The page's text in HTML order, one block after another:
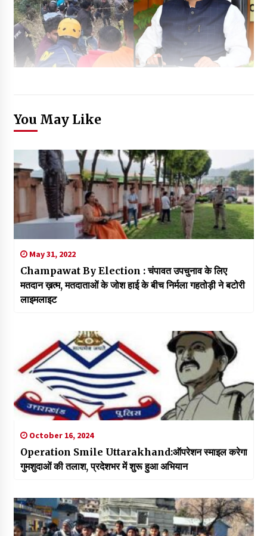
You May Like
May 31, 2022
Champawat By Election : चंपावत उपचुनाव के लिए
मतदान ख़त्म, मतदाताओं के जोश हाई के बीच निर्मला गहतोड़ी ने बटोरी
लाइमलाइट
October 16, 2024
Operation Smile Uttarakhand:ऑपरेशन स्माइल करेगा
गुमशुदाओं की तलाश, प्रदेशभर में शुरू हुआ अभियान